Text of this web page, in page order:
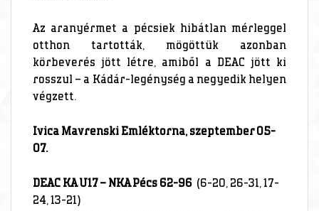
Az aranyérmet a pécsiek hibátlan mérleggel
otthon tartották, mögöttük azonban
körbeverés jött létre, amiből a DEAC jött ki
rosszul – a Kádár-legénység a negyedik helyen
végzett.
Ivica Mavrenski Emléktorna, szeptember 05-
07.
DEAC KA U17 – NKA Pécs 62-96 (6-20, 26-31, 17-
24, 13-21)